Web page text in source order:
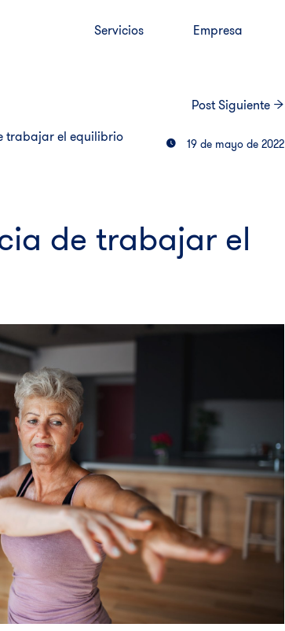
Servicios Empresa
PostSiguiente
trabajar el equilibrio 19 de mayo de 2022
de trabajar el